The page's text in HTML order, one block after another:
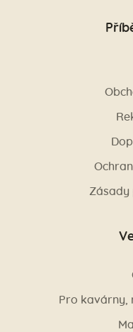
Zásady
Pro kavárny,